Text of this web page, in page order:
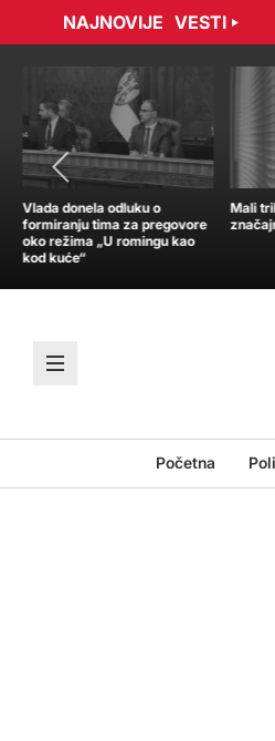
NAJNOVIJE VESTI
sporazumno raskinuli ugovor
Vlada donela odluku o
formiranju tima za pregovore
oko režima „U romingu kao
kod kuće“
Mali
Početna